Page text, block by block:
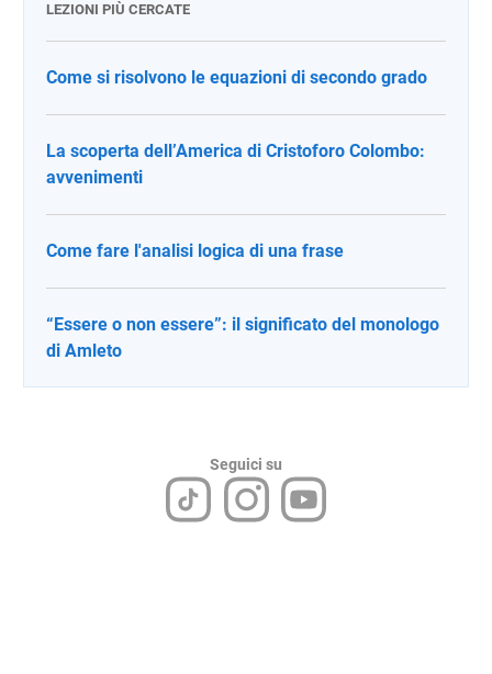
LEZIONI PIÙ CERCATE
Come si risolvono le equazioni di secondo grado
La scoperta dell’America di Cristoforo Colombo:
avvenimenti
Come fare l'analisi logica di una frase
“Essere o non essere”: il significato del monologo
di Amleto
Seguici su